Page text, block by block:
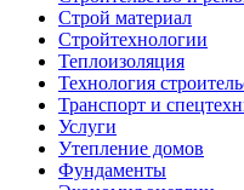
Строй материал
Стройтехнологии
Теплоизоляция
Технология
Транспорт и
Услуги
Утепление домов
Фундаменты